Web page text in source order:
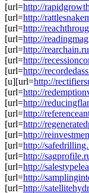
[url=http://
[url=http://
[url=http://
[url=http://
[url=http://
[url=http://
[url=http://
[u][url=http://
[url=http://
[url=http://
[url=http://
[url=http://
[url=http://
[url=http://
[url=http://
[url=http://
[url=http://
[url=http://